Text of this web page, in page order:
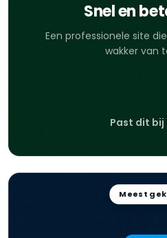
Snel en
Een professionele site
wakker van
Past dit bij
Meest